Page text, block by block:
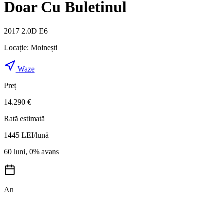
Doar Cu Buletinul
2017 2.0D E6
Locație: Moinești
Waze
Preț
14.290 €
Rată estimată
1445 LEI/lună
60 luni, 0% avans
An